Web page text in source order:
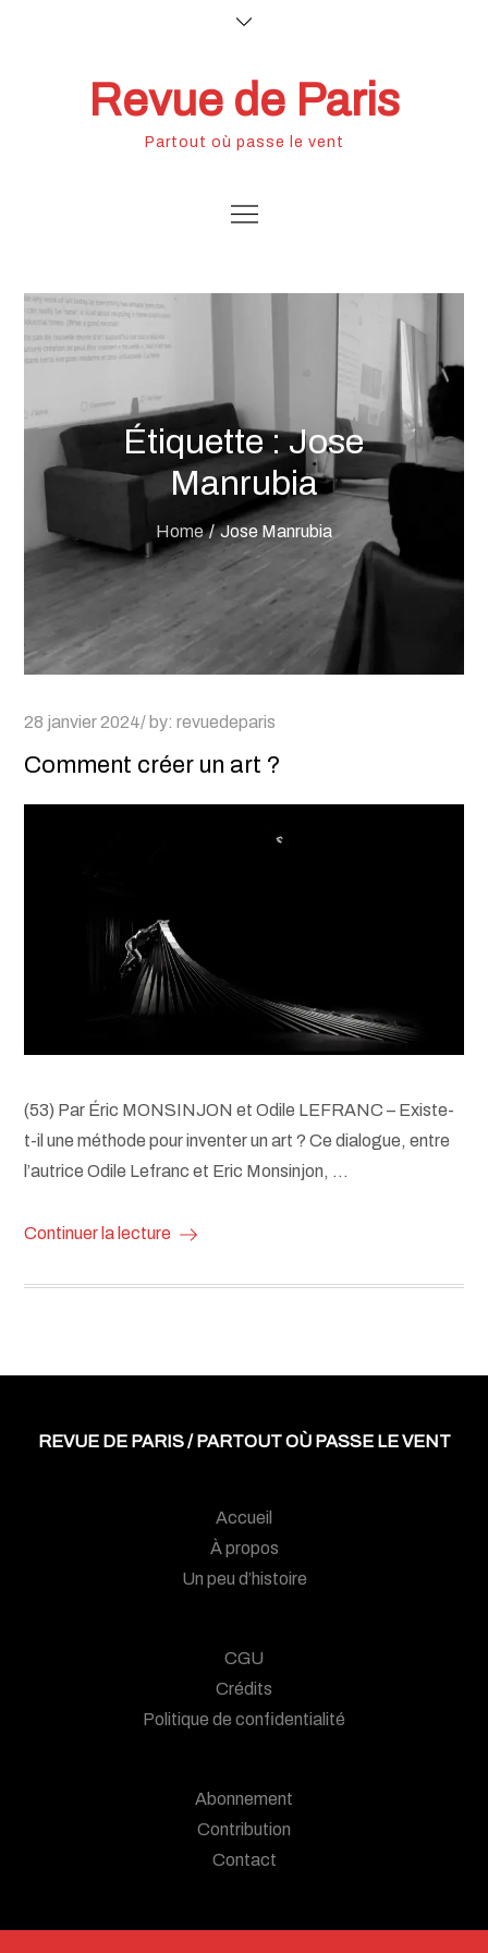
Revue de Paris
Partout où passe le vent
Étiquette :Jose
Manrubia
Home Jose Manrubia
Posted
28 janvier 2024 by:revuedeparis
Comment créer un art ?
(53) Par Éric MONSINJON et Odile LEFRANC – Existe-
t-il une méthode pour inventer un art ? Ce dialogue, entre
l’autrice Odile Lefranc et Eric Monsinjon, …
Continuer la lecture
REVUE DE PARIS / PARTOUT OÙ PASSE LE VENT
Accueil
À propos
Un peu d’histoire
CGU
Crédits
Politique de confidentialité
Abonnement
Contribution
Contact